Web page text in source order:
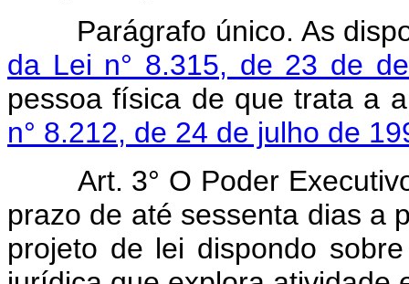
Parágrafo único. As
da Lei n° 8.315, de 23 de
pessoa física de que trata a
n° 8.212, de 24 de julho de
Art. 3° O Poder
prazo de até sessenta dias a
projeto de lei dispondo